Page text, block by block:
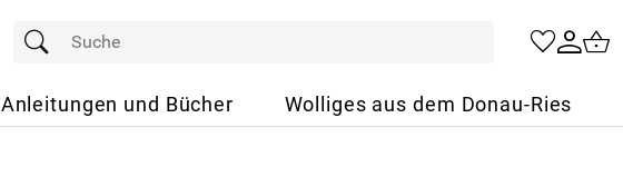
Anleitungen und Bücher Wolliges aus dem Donau-Ries